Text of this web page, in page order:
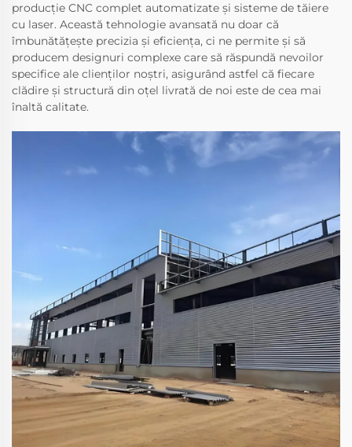
producție CNC complet automatizate și sisteme de tăiere
cu laser. Această tehnologie avansată nu doar că
îmbunătățește precizia și eficiența, ci ne permite și să
producem designuri complexe care să răspundă nevoilor
specifice ale clienților noștri, asigurând astfel că fiecare
clădire și structură din oțel livrată de noi este de cea mai
înaltă calitate.